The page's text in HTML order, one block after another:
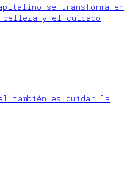
se transforma en
y el cuidado
también es cuidar la